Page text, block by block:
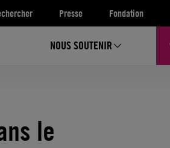
Presse Fondation
NOUS SOUTENIR
le